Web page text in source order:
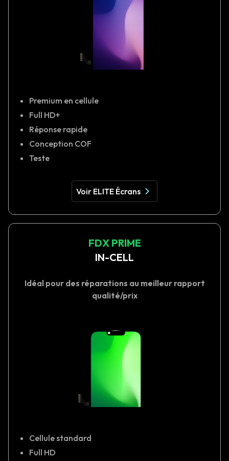
Premium en cellule
Full HD+
Réponse rapide
Conception COF
Teste
Voir ELITE Écrans
FDX PRIME
IN-CELL
Idéal pour des réparations au meilleur rapport
qualité/prix
Cellule standard
Full HD